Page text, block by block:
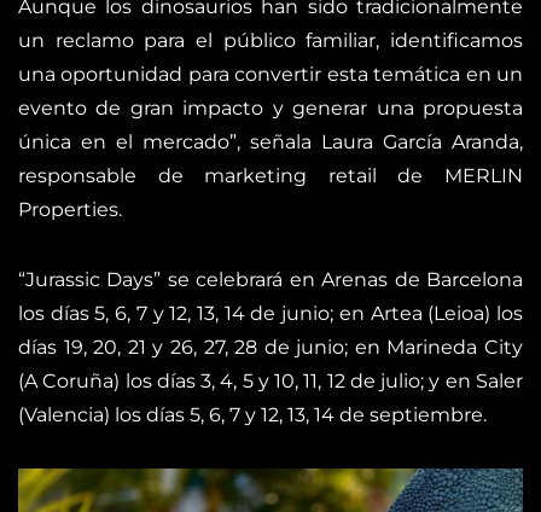
Aunque los dinosaurios han sido tradicionalmente
un reclamo para el público familiar, identificamos
una oportunidad para convertir esta temática en un
evento de gran impacto y generar una propuesta
única en el mercado”, señala Laura García Aranda,
responsable de marketing retail de MERLIN
Properties.
“Jurassic Days” se celebrará en Arenas de Barcelona
los días 5, 6, 7 y 12, 13, 14 de junio; en Artea (Leioa) los
días 19, 20, 21 y 26, 27, 28 de junio; en Marineda City
(A Coruña) los días 3, 4, 5 y 10, 11, 12 de julio; y en Saler
(Valencia) los días 5, 6, 7 y 12, 13, 14 de septiembre.